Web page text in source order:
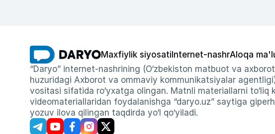
Maxfiylik siyosati Internet-nashrAloqa
“Daryo” internet-nashrining (O‘zbekiston matbuot va
huzuridagi Axborot va ommaviy kommunikatsiyalar
vositasi sifatida ro‘yxatga olingan. Matnli materiallarni
videomateriallaridan foydalanishga “daryo.uz” saytiga
yozuv ilova qilingan taqdirda yo‘l qo‘yiladi.